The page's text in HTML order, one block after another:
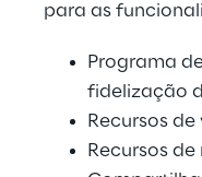
para as
Programa
fidelização
Recursos
Recursos